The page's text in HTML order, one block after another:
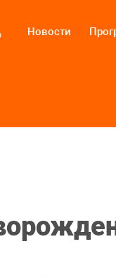
Новости